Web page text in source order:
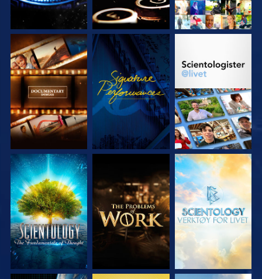
UTFORSK SERIEN SE UTFORSK SERIEN
UTFORSK SERIEN UTFORSK SERIEN UTFORSK SERIEN